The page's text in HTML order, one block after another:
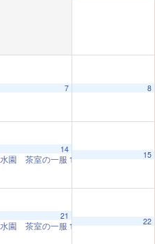
7 8
AM
14
園 茶室の一服 10:00 AM 15
AM
21
園 茶室の一服 10:00 AM 22